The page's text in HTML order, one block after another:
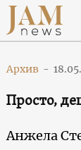
Архив -
Просто,
Анжела